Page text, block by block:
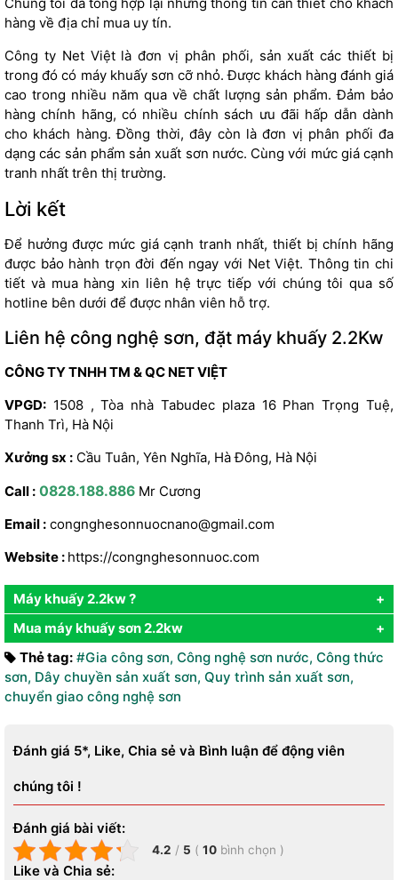
hàng về địa chỉ mua uy tín.
Công ty Net Việt là đơn vị phân phối, sản xuất các thiết bị
trong đó có máy khuấy sơn cỡ nhỏ. Được khách hàng đánh giá
cao trong nhiều năm qua về chất lượng sản phẩm. Đảm bảo
hàng chính hãng, có nhiều chính sách ưu đãi hấp dẫn dành
cho khách hàng. Đồng thời, đây còn là đơn vị phân phối đa
dạng các sản phẩm sản xuất sơn nước. Cùng với mức giá cạnh
tranh nhất trên thị trường.
Lời kết
Để hưởng được mức giá cạnh tranh nhất, thiết bị chính hãng
được bảo hành trọn đời đến ngay với Net Việt. Thông tin chi
tiết và mua hàng xin liên hệ trực tiếp với chúng tôi qua số
hotline bên dưới để được nhân viên hỗ trợ.
Liên hệ công nghệ sơn, đặt máy khuấy 2.2Kw
CÔNG TY TNHH TM & QC NET VIỆT
VPGD: 1508 , Tòa nhà Tabudec plaza 16 Phan Trọng Tuệ,
Thanh Trì, Hà Nội
Xưởng sx : Cầu Tuân, Yên Nghĩa, Hà Đông, Hà Nội
Call : 0828.188.886 Mr Cương
Email : congnghesonnuocnano@gmail.com
Website : https://congnghesonnuoc.com
Máy khuấy 2.2kw ?
Mua máy khuấy sơn 2.2kw
Thẻ tag: #Gia công sơn, Công nghệ sơn nước, Công thức
sơn, Dây chuyền sản xuất sơn, Quy trình sản xuất sơn,
chuyển giao công nghệ sơn
Đánh giá 5*, Like, Chia sẻ và Bình luận để động viên
chúng tôi !
Đánh giá bài viết:
4.2 / 5 ( 10 bình chọn )
Like và Chia sẻ: